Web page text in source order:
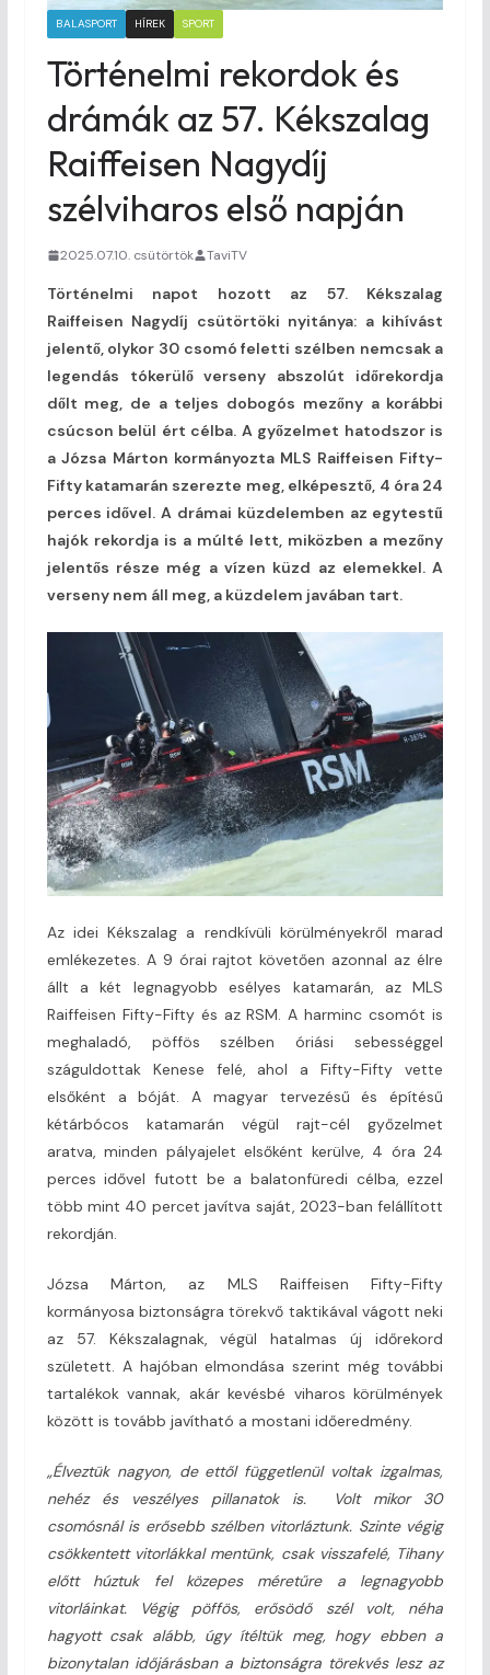
BALASPORT HÍREK SPORT
Történelmi rekordok és
drámák az 57. Kékszalag
Raiffeisen Nagydíj
szélviharos első napján
2025.07.10. csütörtök TaviTV
Történelmi napot hozott az 57. Kékszalag
Raiffeisen Nagydíj csütörtöki nyitánya: a kihívást
jelentő, olykor 30 csomó feletti szélben nemcsak a
legendás tókerülő verseny abszolút időrekordja
dőlt meg, de a teljes dobogós mezőny a korábbi
csúcson belül ért célba. A győzelmet hatodszor is
a Józsa Márton kormányozta MLS Raiffeisen Fifty-
Fifty katamarán szerezte meg, elképesztő, 4 óra 24
perces idővel. A drámai küzdelemben az egytestű
hajók rekordja is a múlté lett, miközben a mezőny
jelentős része még a vízen küzd az elemekkel. A
verseny nem áll meg, a küzdelem javában tart.
Az idei Kékszalag a rendkívüli körülményekről marad
emlékezetes. A 9 órai rajtot követően azonnal az élre
állt a két legnagyobb esélyes katamarán, az MLS
Raiffeisen Fifty-Fifty és az RSM. A harminc csomót is
meghaladó, pöffös szélben óriási sebességgel
száguldottak Kenese felé, ahol a Fifty-Fifty vette
elsőként a bóját. A magyar tervezésű és építésű
kétárbócos katamarán végül rajt-cél győzelmet
aratva, minden pályajelet elsőként kerülve, 4 óra 24
perces idővel futott be a balatonfüredi célba, ezzel
több mint 40 percet javítva saját, 2023-ban felállított
rekordján.
Józsa Márton, az MLS Raiffeisen Fifty-Fifty
kormányosa biztonságra törekvő taktikával vágott neki
az 57. Kékszalagnak, végül hatalmas új időrekord
született. A hajóban elmondása szerint még további
tartalékok vannak, akár kevésbé viharos körülmények
között is tovább javítható a mostani időeredmény.
„Élveztük nagyon, de ettől függetlenül voltak izgalmas,
nehéz és veszélyes pillanatok is. Volt mikor 30
csomósnál is erősebb szélben vitorláztunk. Szinte végig
csökkentett vitorlákkal mentünk, csak visszafelé, Tihany
előtt húztuk fel közepes méretűre a legnagyobb
vitorláinkat. Végig pöffös, erősödő szél volt, néha
hagyott csak alább, úgy ítéltük meg, hogy ebben a
bizonytalan időjárásban a biztonságra törekvés lesz az